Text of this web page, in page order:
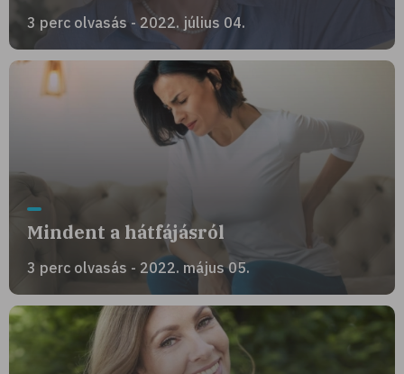
3 perc olvasás - 2022. július 04.
Mindent a hátfájásról
3 perc olvasás - 2022. május 05.